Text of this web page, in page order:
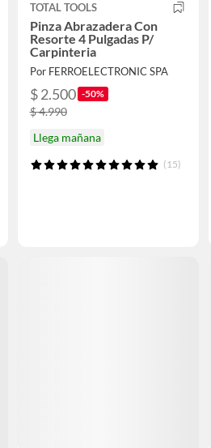
TOTAL TOOLS
Pinza Abrazadera Con
Resorte 4 Pulgadas P/
Carpinteria
Por FERROELECTRONIC SPA
$ 2.500 -50%
$ 4.990
Llega mañana
(15)